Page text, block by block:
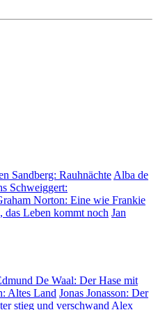
Sandberg: Rauhnächte Alba de
Schweiggert:
Norton: Eine wie Frankie
das Leben kommt noch Jan
De Waal: Der Hase mit
Altes Land Jonas Jonasson: Der
stieg und verschwand Alex